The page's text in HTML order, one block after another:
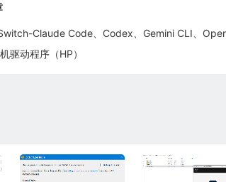
Claude Code、Codex、Gemini CLI、OpenCode、OpenClaw 和 Hermes Agent 的全方位管理工
驱动程序（HP）